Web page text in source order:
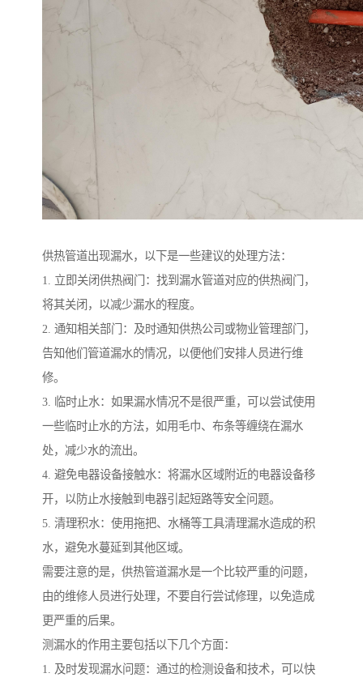
供热管道出现漏水，以下是一些建议的处理方法：
1. 立即关闭供热阀门：找到漏水管道对应的供热阀门，
将其关闭，以减少漏水的程度。
2. 通知相关部门：及时通知供热公司或物业管理部门，
告知他们管道漏水的情况，以便他们安排人员进行维
修。
3. 临时止水：如果漏水情况不是很严重，可以尝试使用
一些临时止水的方法，如用毛巾、布条等缠绕在漏水
处，减少水的流出。
4. 避免电器设备接触水：将漏水区域附近的电器设备移
开，以防止水接触到电器引起短路等安全问题。
5. 清理积水：使用拖把、水桶等工具清理漏水造成的积
水，避免水蔓延到其他区域。
需要注意的是，供热管道漏水是一个比较严重的问题，
由的维修人员进行处理，不要自行尝试修理，以免造成
更严重的后果。
测漏水的作用主要包括以下几个方面：
1. 及时发现漏水问题：通过的检测设备和技术，可以快